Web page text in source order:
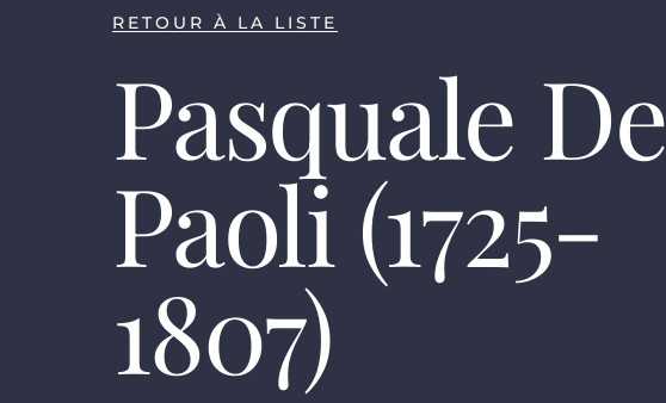
RETOUR À LA LISTE
Pasquale De
Paoli (1725-
1807)